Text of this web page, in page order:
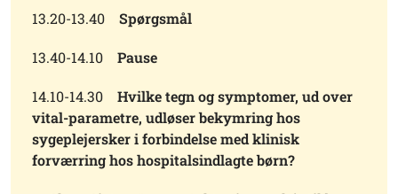
13.20-13.40 Spørgsmål
13.40-14.10 Pause
14.10-14.30 Hvilke tegn og symptomer, ud over
vital-parametre, udløser bekymring hos
sygeplejersker i forbindelse med klinisk
forværring hos hospitalsindlagte børn?